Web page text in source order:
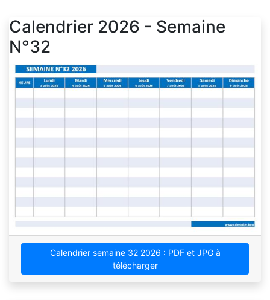
Calendrier 2026 - Semaine
N°32
Calendrier semaine 32 2026 : PDF et JPG à
télécharger